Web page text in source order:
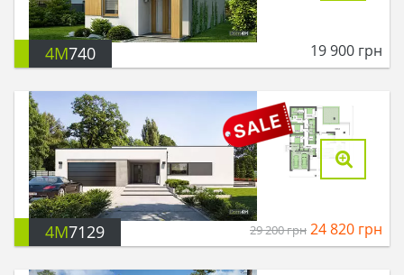
4M740 19 900 грн
4M7129 29 200грн 24 820 грн